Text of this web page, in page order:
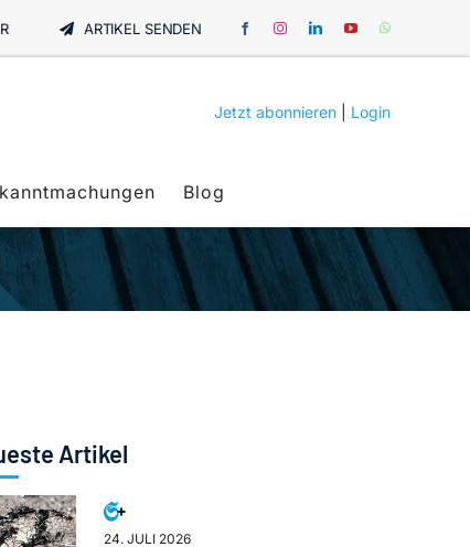
ARTIKEL SENDEN
Jetzt abonnieren Login
Blog
Artikel
24. JULI 2026